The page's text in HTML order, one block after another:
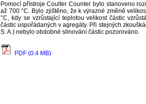
Pomocí přístroje Coulter Counter bylo stanoveno
až 700 °C. Bylo zjištěno, že k výrazné změně
°C, kdy se vzrůstající teplotou velikost částic
částic uspořádaných v agregáty. Při stejných
S. A.) nebylo obdobné slinování částic pozorováno.
PDF (0.4 MB)